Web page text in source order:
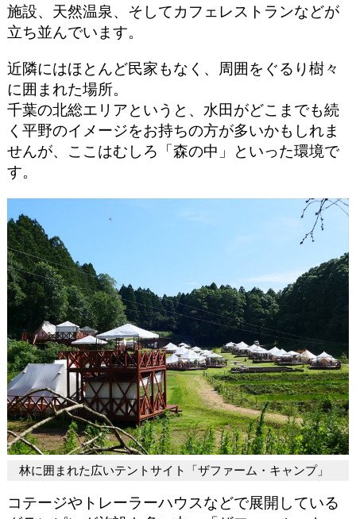
施設、天然温泉、そしてカフェレストランなどが
立ち並んでいます。
近隣にはほとんど民家もなく、周囲をぐるり樹々
に囲まれた場所。
千葉の北総エリアというと、水田がどこまでも続
く平野のイメージをお持ちの方が多いかもしれま
せんが、ここはむしろ「森の中」といった環境で
す。
林に囲まれた広いテントサイト「ザファーム・キャンプ」
コテージやトレーラーハウスなどで展開している